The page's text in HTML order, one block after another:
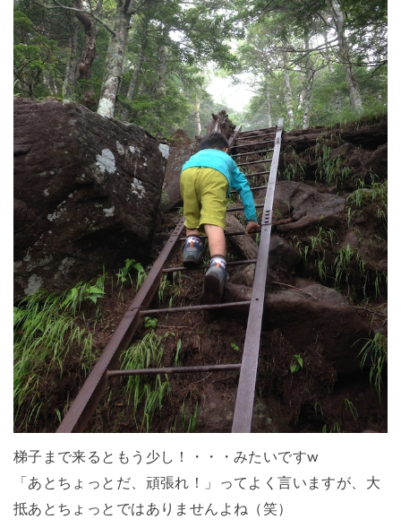
梯子まで来るともう少し！・・・みたいですw
「あとちょっとだ、頑張れ！」ってよく言いますが、大
抵あとちょっとではありませんよね（笑）